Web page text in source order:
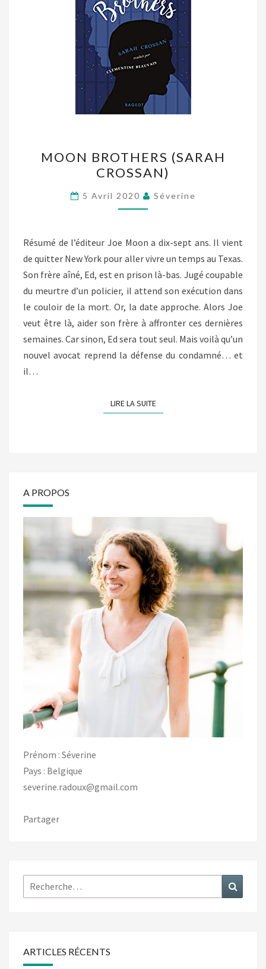
BROTHERS
(SARAH
CROSSAN)
MOON BROTHERS (SARAH
CROSSAN)
5 Avril 2020 Séverine
Résumé de l’éditeur Joe Moon a dix-sept ans. Il vient
de quitter New York pour aller vivre un temps au Texas.
Son frère aîné, Ed, est en prison là-bas. Jugé coupable
du meurtre d’un policier, il attend son exécution dans
le couloir de la mort. Or, la date approche. Alors Joe
veut être là, aider son frère à affronter ces dernières
semaines. Car sinon, Ed sera tout seul. Mais voilà qu’un
nouvel avocat reprend la défense du condamné… et
il…
LIRE LA SUITELIRE LA SUITE
A PROPOS
Prénom : Séverine
Pays : Belgique
severine.radoux@gmail.com
Partager
Rechercher :
ARTICLES RÉCENTS